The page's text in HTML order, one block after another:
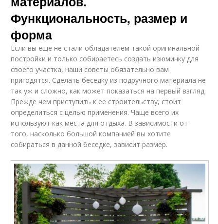
Функциональность, размер и
форма
Если вы еще не стали обладателем такой оригинальной
постройки и только собираетесь создать изюминку для
своего участка, наши советы обязательно вам
пригодятся. Сделать беседку из подручного материала не
так уж и сложно, как может показаться на первый взгляд.
Прежде чем приступить к ее строительству, стоит
определиться с целью применения. Чаще всего их
используют как места для отдыха. В зависимости от
того, насколько большой компанией вы хотите
собираться в данной беседке, зависит размер.